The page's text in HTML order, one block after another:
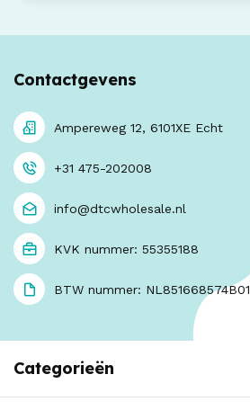
Contactgevens
Ampereweg 12, 6101XE Echt
+31 475-202008
info@dtcwholesale.nl
KVK nummer: 55355188
BTW nummer: NL851668574B01
Categorieën